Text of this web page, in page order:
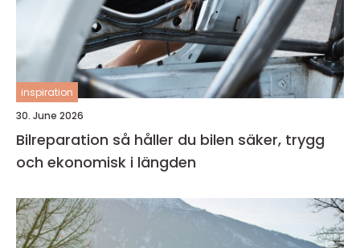
inspiration
30. June 2026
Bilreparation så håller du bilen säker, trygg
och ekonomisk i längden